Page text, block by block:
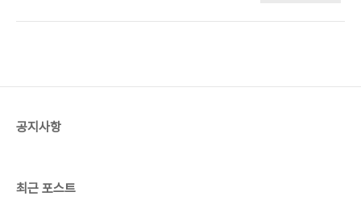
재 후 파일 복사만 하면 됩니다. C:\Program Fil..
공지사항
최근 포스트